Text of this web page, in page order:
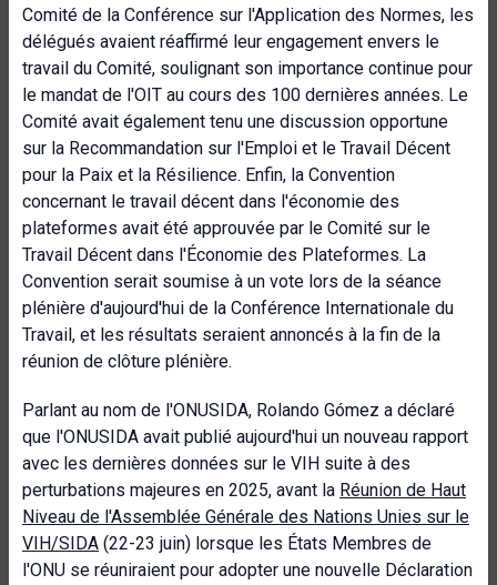
Comité de la Conférence sur l'Application des Normes, les
délégués avaient réaffirmé leur engagement envers le
travail du Comité, soulignant son importance continue pour
le mandat de l'OIT au cours des 100 dernières années. Le
Comité avait également tenu une discussion opportune
sur la Recommandation sur l'Emploi et le Travail Décent
pour la Paix et la Résilience. Enfin, la Convention
concernant le travail décent dans l'économie des
plateformes avait été approuvée par le Comité sur le
Travail Décent dans l'Économie des Plateformes. La
Convention serait soumise à un vote lors de la séance
plénière d'aujourd'hui de la Conférence Internationale du
Travail, et les résultats seraient annoncés à la fin de la
réunion de clôture plénière.
Parlant au nom de l'ONUSIDA, Rolando Gómez a déclaré
que l'ONUSIDA avait publié aujourd'hui un nouveau rapport
avec les dernières données sur le VIH suite à des
perturbations majeures en 2025, avant la Réunion de Haut
Niveau de l'Assemblée Générale des Nations Unies sur le
VIH/SIDA (22-23 juin) lorsque les États Membres de
l'ONU se réuniraient pour adopter une nouvelle Déclaration